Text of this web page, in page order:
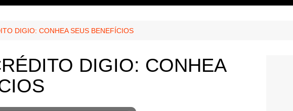
DIGIO: CONHEA SEUS BENEFÍCIOS
DIGIO: CONHEA